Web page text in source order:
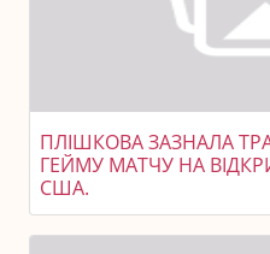
ПЛІШКОВА ЗАЗНАЛА
ГЕЙМУ МАТЧУ НА
США.